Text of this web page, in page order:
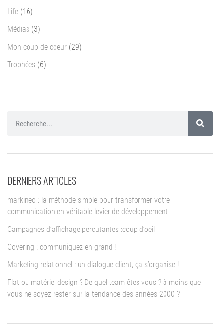
Life (16)
Médias (3)
Mon coup de coeur (29)
Trophées (6)
DERNIERS ARTICLES
markineo : la méthode simple pour transformer votre
communication en véritable levier de développement
Campagnes d’affichage percutantes :coup d’oeil
Covering : communiquez en grand !
Marketing relationnel : un dialogue client, ça s’organise !
Flat ou matériel design ? De quel team êtes vous ? à moins que
vous ne soyez rester sur la tendance des années 2000 ?